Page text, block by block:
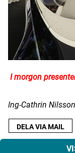
I morgon
Ing-Cathrin Nilsson
DELA VIA MAIL